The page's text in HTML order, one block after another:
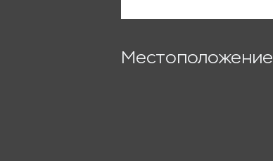
Местоположение